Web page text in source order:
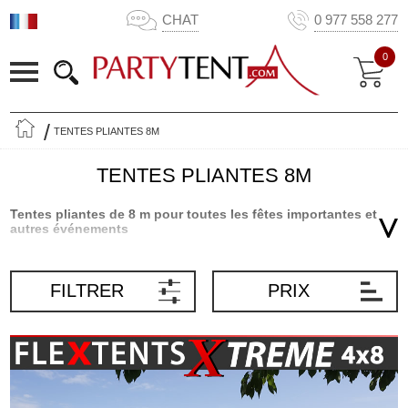
CHAT 0 977 558 277
0
TENTES PLIANTES 8M
TENTES PLIANTES 8M
Tentes pliantes de 8 m pour toutes les fêtes importantes et
autres événements
pour toutes sortes de fêtes et autres événements. Utilisez la
grande et spacieuse tente de haute qualité pour différents types
de famille, événements sportifs, et plus encore. Les tentes pliantes
souples, légères et portatives sont un endroit merveilleux pour
réunir vos amis et votre famille. La structure constitue un abri
élégant où vous serez à l’ombre du soleil et à l’abri de la pluie. Les
FILTRER PRIX